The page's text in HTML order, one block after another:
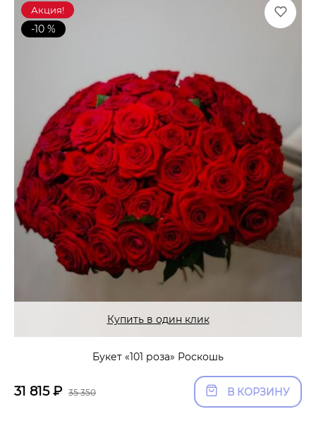
Акция!
-10 %
Купить в один клик
Букет «101 роза» Роскошь
31 815₽ 35 350 В КОРЗИНУ